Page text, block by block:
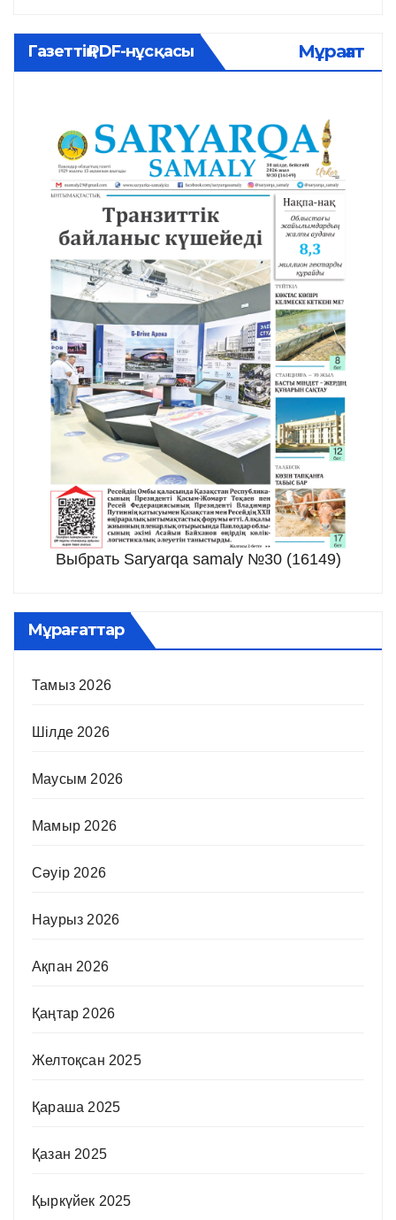
Газеттің PDF-нұсқасы Мұрағат
Выбрать Saryarqa samaly №30 (16149)
Мұрағаттар
Тамыз 2026
Шілде 2026
Маусым 2026
Мамыр 2026
Сәуір 2026
Наурыз 2026
Ақпан 2026
Қаңтар 2026
Желтоқсан 2025
Қараша 2025
Қазан 2025
Қыркүйек 2025